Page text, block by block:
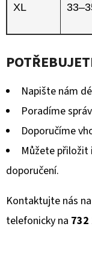
XL
Napište nám
Poradíme
Doporučíme
Můžete přiložit
doporučení.
Kontaktujte nás na
telefonicky na 732